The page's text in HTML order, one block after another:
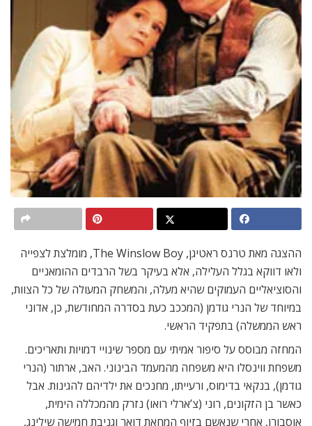
ההצגה מאת טרנס ראטיגן, The Winslow Boy, מומלצת לצפייה
ולאו דווקא בגלל העלילה, אלא בעיקר בשל הרבדים ההומאניים
והסוציאליים העמוקים שהיא מעלה, והמשחק המעולה של כל הצוות,
במיוחד של הנרי גודמן (המככב כעת בסדרה המחודשת, כן, אדוני
ראש הממשלה) בתפקיד הראשי.
המחזה מבוסס על סיפור אמיתי עם מספר שינויי דמויות ותאריכים.
משפחת ווינסלו היא משפחה מהמעמד הבינוני. האב, ארתור (הנרי
גודמן), בנקאי בדימוס, ורעייתו, מחנכים את ילדיהם להגינות. אבל
כאשר בן הזקונים, רוני (צ’ארלי רואו) נזרק מהמכללה הימית,
אוסבורן, אחרי שנאשם בזיוף המחאת דואר וגניבת חמישה שילינג,